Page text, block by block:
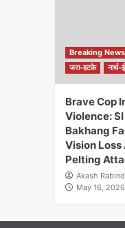
Breaking News
जरा-हटके
नार्थ-
Brave Cop
Violence:
Bakhang
Vision
Pelting
Akash
May 16, 2026